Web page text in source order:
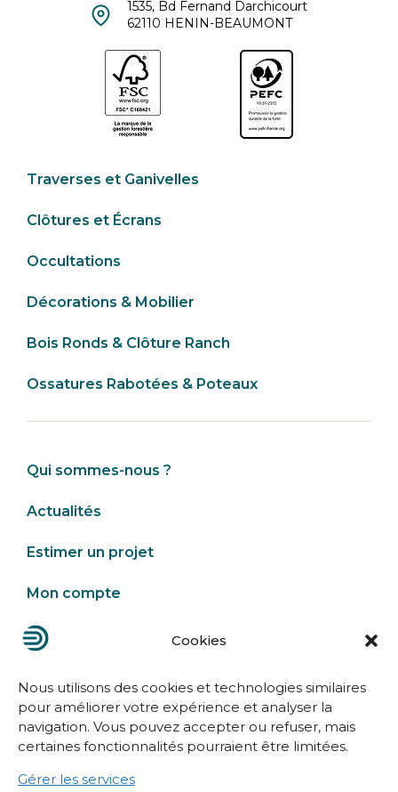
Cookies
Nous utilisons des cookies et technologies similaires
pour améliorer votre expérience et analyser la
navigation. Vous pouvez accepter ou refuser, mais
certaines fonctionnalités pourraient être limitées.
Gérer les services
1535, Bd Fernand Darchicourt
62110 HENIN-BEAUMONT
Traverses et Ganivelles
Clôtures et Écrans
Occultations
Décorations & Mobilier
Bois Ronds & Clôture Ranch
Ossatures Rabotées & Poteaux
Qui sommes-nous ?
Actualités
Estimer un projet
Mon compte